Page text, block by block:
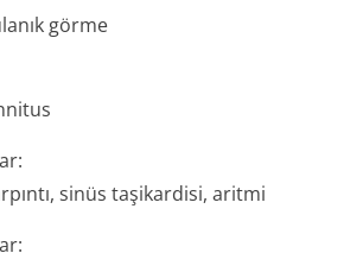
görme
sinüs taşikardisi, aritmi